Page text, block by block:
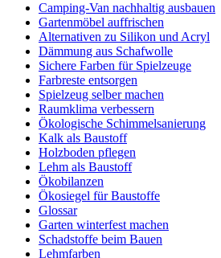
Camping-Van nachhaltig ausbauen
Gartenmöbel auffrischen
Alternativen zu Silikon und Acryl
Dämmung aus Schafwolle
Sichere Farben für Spielzeuge
Farbreste entsorgen
Spielzeug selber machen
Raumklima verbessern
Ökologische Schimmelsanierung
Kalk als Baustoff
Holzboden pflegen
Lehm als Baustoff
Ökobilanzen
Ökosiegel für Baustoffe
Glossar
Garten winterfest machen
Schadstoffe beim Bauen
Lehmfarben